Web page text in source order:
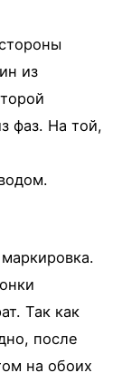
из
фаз. На той,
Так как
после
на обоих